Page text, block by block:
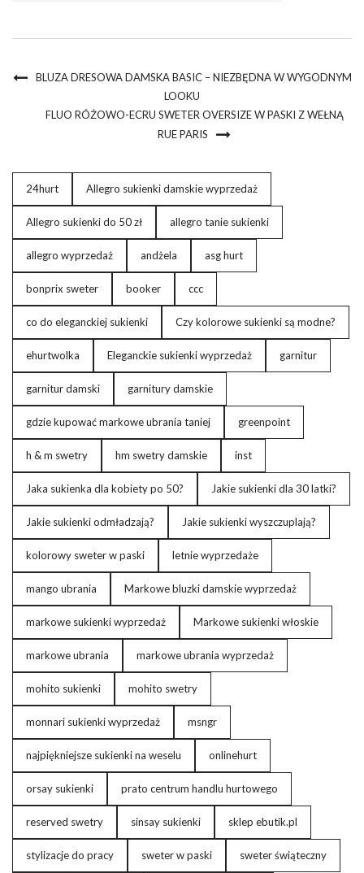
BLUZA DRESOWA DAMSKA BASIC – NIEZBĘDNA W WYGODNYM
LOOKU
FLUO RÓŻOWO-ECRU SWETER OVERSIZE W PASKI Z WEŁNĄ
RUE PARIS
24hurt Allegro sukienki damskie wyprzedaż
Allegro sukienki do 50 zł allegro tanie sukienki
allegro wyprzedaż andżela asg hurt
bonprix sweter booker ccc
co do eleganckiej sukienki Czy kolorowe sukienki są modne?
ehurtwolka Eleganckie sukienki wyprzedaż garnitur
garnitur damski garnitury damskie
gdzie kupować markowe ubrania taniej greenpoint
h & m swetry hm swetry damskie inst
Jaka sukienka dla kobiety po 50? Jakie sukienki dla 30 latki?
Jakie sukienki odmładzają? Jakie sukienki wyszczuplają?
kolorowy sweter w paski letnie wyprzedaże
mango ubrania Markowe bluzki damskie wyprzedaż
markowe sukienki wyprzedaż Markowe sukienki włoskie
markowe ubrania markowe ubrania wyprzedaż
mohito sukienki mohito swetry
monnari sukienki wyprzedaż msngr
najpiękniejsze sukienki na weselu onlinehurt
orsay sukienki prato centrum handlu hurtowego
reserved swetry sinsay sukienki sklep ebutik.pl
stylizacje do pracy sweter w paski sweter świąteczny